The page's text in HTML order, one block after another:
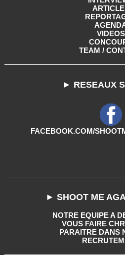
VIDEOS
TEAM /
► RESEAUX
FACEBOOK.COM/
► SHOOT ME
NOTRE EQUIPE A
VOUS FAIRE
PARAITRE DANS